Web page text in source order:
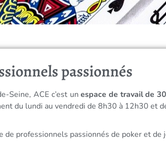
passionnés
Seine, ACE c’est unespace de travail de
du lundi au vendredi de 8h30 à 12h30 et
de professionnels passionnés de poker et